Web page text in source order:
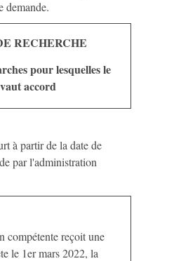
demande.
RECHERCHE
pour lesquelles le
accord
à partir de la date de
par l'administration
compétente reçoit une
le 1ermars 2022, la